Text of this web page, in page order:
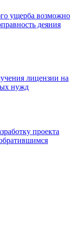
ущерба возможно
деяния
лицензии на
нужд
проекта